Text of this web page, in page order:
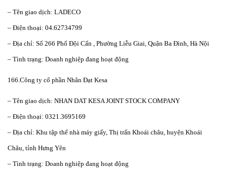
– Tên giao dịch: LADECO
– Điện thoại: 04.62734799
– Địa chỉ: Số 266 Phố Đội Cấn , Phường Liễu Giai, Quận Ba Đình, Hà Nội
– Tình trạng: Doanh nghiệp đang hoạt động
166.Công ty cổ phần Nhân Đạt Kesa
– Tên giao dịch: NHAN DAT KESA JOINT STOCK COMPANY
– Điện thoại: 0321.3695169
– Địa chỉ: Khu tập thể nhà máy giấy, Thị trấn Khoái châu, huyện Khoái
Châu, tỉnh Hưng Yên
– Tình trạng: Doanh nghiệp đang hoạt động